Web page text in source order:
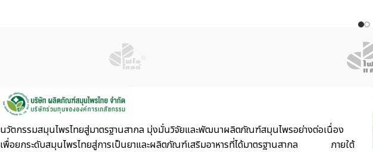
นวัตกรรมสมุนไพรไทยสู่มาตรฐานสากล มุ่งมั่นวิจัยและพัฒนาผลิตภัณฑ์สมุนไพรอย่างต่อเนื่อง
เพื่อยกระดับสมุนไพรไทยสู่การเป็นยาและผลิตภัณฑ์เสริมอาหารที่ได้มาตรฐานสากล ภายใต้